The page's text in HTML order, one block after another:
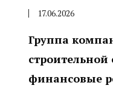
17.06.2026
Группа
финансовые